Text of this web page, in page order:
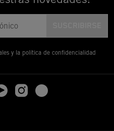
y la política de confidencialidad